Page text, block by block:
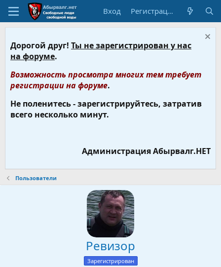
Вход Регистрация
Дорогой друг! Ты не зарегистрирован у нас
на форуме.
Возможность просмотра многих тем требует
регистрации на форуме.
Не поленитесь - зарегистрируйтесь, затратив
всего несколько минут.
Администрация Абырвалг.НЕТ
Пользователи
Ревизор
Зарегистрирован